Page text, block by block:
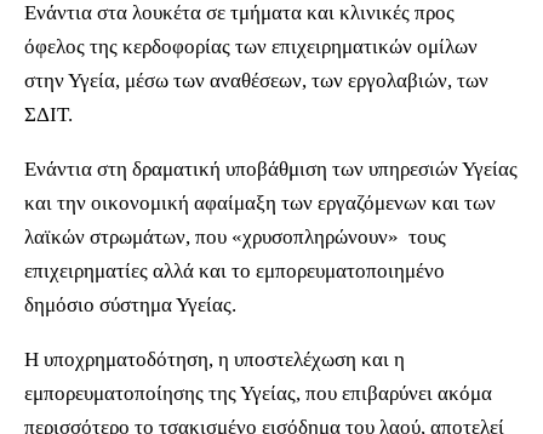
Ενάντια στα λουκέτα σε τμήματα και κλινικές προς
όφελος της κερδοφορίας των επιχειρηματικών ομίλων
στην Υγεία, μέσω των αναθέσεων, των εργολαβιών, των
ΣΔΙΤ.
Ενάντια στη δραματική υποβάθμιση των υπηρεσιών Υγείας
και την οικονομική αφαίμαξη των εργαζόμενων και των
λαϊκών στρωμάτων, που «χρυσοπληρώνουν» τους
επιχειρηματίες αλλά και το εμπορευματοποιημένο
δημόσιο σύστημα Υγείας.
Η υποχρηματοδότηση, η υποστελέχωση και η
εμπορευματοποίησης της Υγείας, που επιβαρύνει ακόμα
περισσότερο το τσακισμένο εισόδημα του λαού, αποτελεί